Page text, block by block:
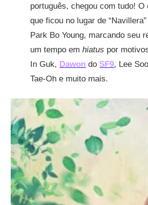
português, chegou com tudo! O
que ficou no lugar de
Park Bo Young, marcando seu
um tempo emhiatus por
In Guk, Dawon doSF9, Lee
Tae-Oh e muito mais.